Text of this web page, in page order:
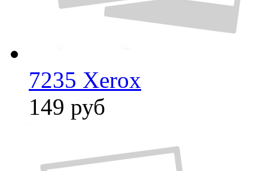
7235 Xerox
149 руб